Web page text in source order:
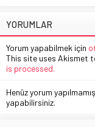
YORUMLAR
Yorum yapabilmek için
This site uses Akismet
is processed.
Henüz yorum
yapabilirsiniz.